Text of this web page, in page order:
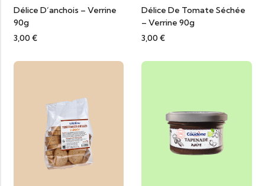
Délice D’anchois – Verrine
90g
3,00 €
Délice De Tomate Séchée
– Verrine 90g
3,00 €